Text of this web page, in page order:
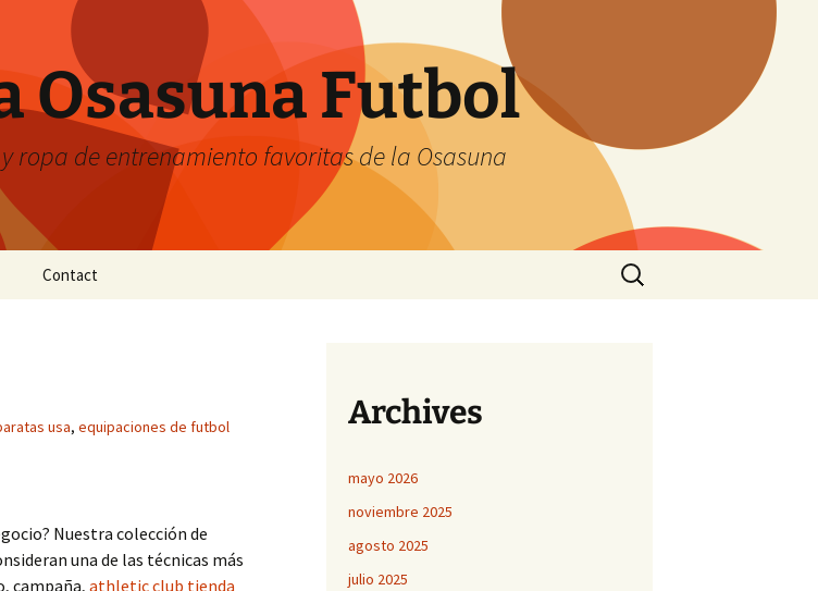
Osasuna Futbol
ropa de entrenamiento favoritas de la Osasuna
Contact
Buscar:
usa, equipaciones de futbol
Nuestra colección de
una de las técnicas más
campaña,athletic club tienda
Archives
mayo 2026
noviembre 2025
agosto 2025
julio 2025